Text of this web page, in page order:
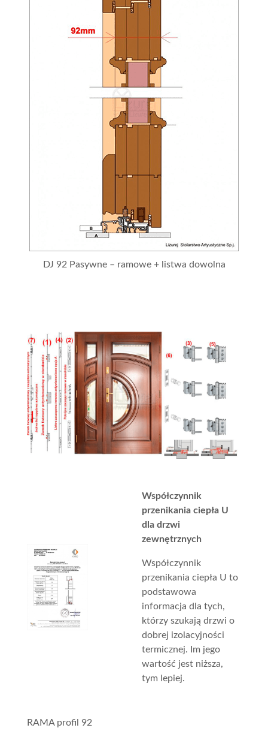
DJ 92 Pasywne – ramowe + listwa dowolna
Współczynnik
przenikania ciepła U
dla drzwi
zewnętrznych
Współczynnik
przenikania ciepła U to
podstawowa
informacja dla tych,
którzy szukają drzwi o
dobrej izolacyjności
termicznej. Im jego
wartość jest niższa,
tym lepiej.
RAMA profil 92